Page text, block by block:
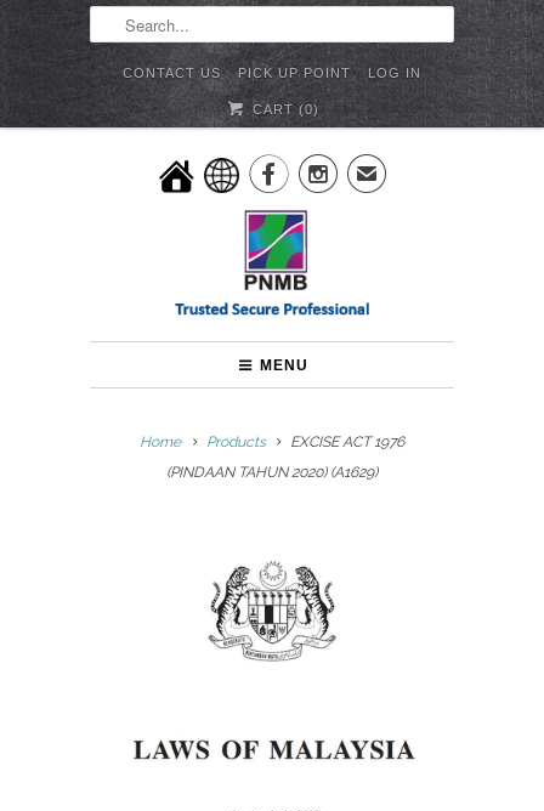
CONTACT US PICK UP POINT LOG IN
CART (0)
✉
MENU
Home Products
EXCISE ACT 1976
(PINDAAN TAHUN 2020) (A1629)